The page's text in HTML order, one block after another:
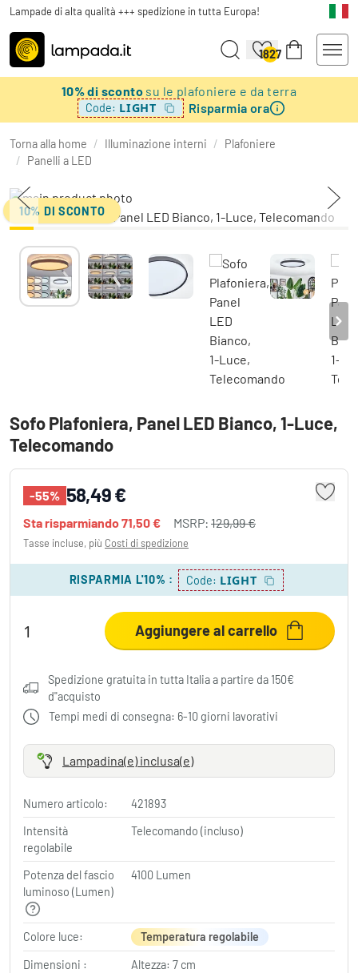
Lampade di alta qualità +++ spedizione in tutta Europa!
1827
10% di sconto su le plafoniere e da terra
Code: LIGHT Risparmia ora
Torna alla home / Illuminazione interni / Plafoniere
/ Panelli a LED
10% DI SCONTO
Sofo Plafoniera, Panel LED Bianco, 1-Luce,
Telecomando
-55% 58,49 €
Sta risparmiando71,50 € MSRP: 129,99 €
Tasse incluse, più Costi di spedizione
RISPARMIA L'10% : Code: LIGHT
Aggiungere al carrello
Spedizione gratuita in tutta Italia a partire da 150€
d"acquisto
Tempi medi di consegna: 6-10 giorni lavorativi
Lampadina(e) inclusa(e)
Numero articolo:
421893
Intensità
regolabile
Telecomando (incluso)
Potenza del fascio
luminoso (Lumen)
4100 Lumen
Colore luce: Temperatura regolabile
Dimensioni : Altezza: 7 cm